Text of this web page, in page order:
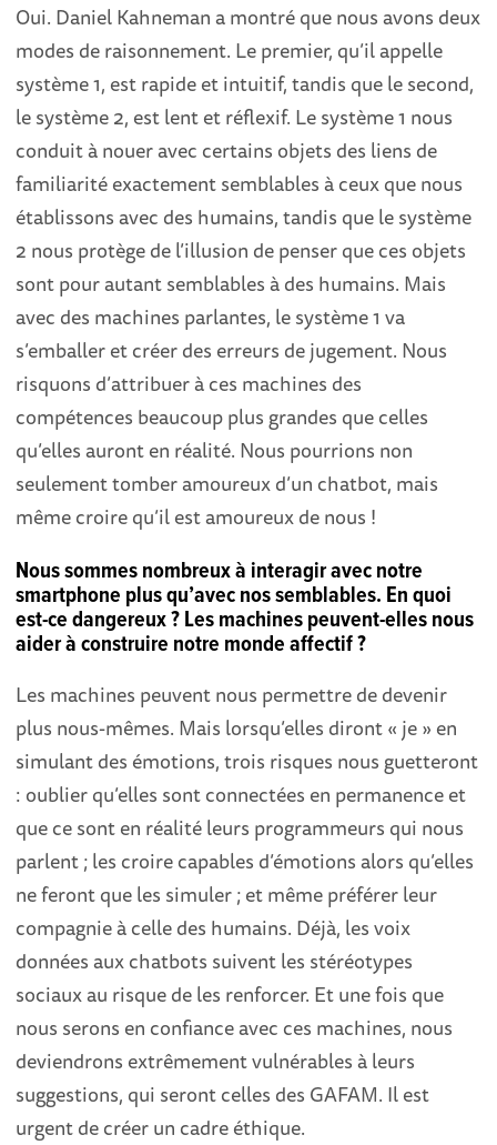
Oui. Daniel Kahneman a montré que nous avons deux
modes de raisonnement. Le premier, qu’il appelle
système 1, est rapide et intuitif, tandis que le second,
le système 2, est lent et réflexif. Le système 1 nous
conduit à nouer avec certains objets des liens de
familiarité exactement semblables à ceux que nous
établissons avec des humains, tandis que le système
2 nous protège de l’illusion de penser que ces objets
sont pour autant semblables à des humains. Mais
avec des machines parlantes, le système 1 va
s’emballer et créer des erreurs de jugement. Nous
risquons d’attribuer à ces machines des
compétences beaucoup plus grandes que celles
qu’elles auront en réalité. Nous pourrions non
seulement tomber amoureux d’un chatbot, mais
même croire qu’il est amoureux de nous !
Nous sommes nombreux à interagir avec notre
smartphone plus qu’avec nos semblables. En quoi
est-ce dangereux ? Les machines peuvent-elles nous
aider à construire notre monde affectif ?
Les machines peuvent nous permettre de devenir
plus nous-mêmes. Mais lorsqu’elles diront « je » en
simulant des émotions, trois risques nous guetteront
: oublier qu’elles sont connectées en permanence et
que ce sont en réalité leurs programmeurs qui nous
parlent ; les croire capables d’émotions alors qu’elles
ne feront que les simuler ; et même préférer leur
compagnie à celle des humains. Déjà, les voix
données aux chatbots suivent les stéréotypes
sociaux au risque de les renforcer. Et une fois que
nous serons en confiance avec ces machines, nous
deviendrons extrêmement vulnérables à leurs
suggestions, qui seront celles des GAFAM. Il est
urgent de créer un cadre éthique.